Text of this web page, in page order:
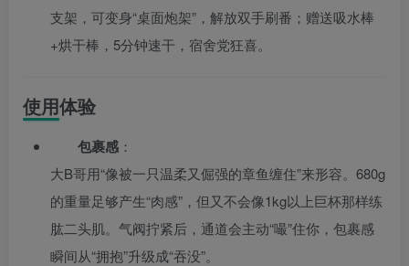
支架，可变身“桌面炮架”，解放双手刷番；赠送吸水棒
+烘干棒，5分钟速干，宿舍党狂喜。
使用体验
包裹感 ：
大B哥用“像被一只温柔又倔强的章鱼缠住”来形容。680g
的重量足够产生“肉感”，但又不会像1kg以上巨杯那样练
肱二头肌。气阀拧紧后，通道会主动“嘬”住你，包裹感
瞬间从“拥抱”升级成“吞没”。